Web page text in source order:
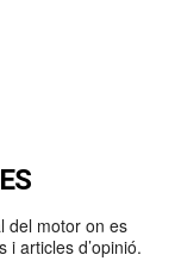
del motor on es
i articles d’opinió.